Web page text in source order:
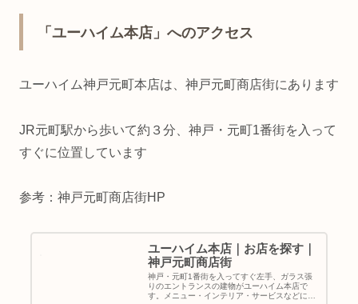
「ユーハイム本店」へのアクセス
ユーハイム神戸元町本店は、神戸元町商店街にあります
JR元町駅から歩いて約３分、神戸・元町1番街を入って
すぐに位置しています
参考：神戸元町商店街HP
ユーハイム本店｜お店を探す｜
神戸元町商店街
神戸・元町1番街を入ってすぐ左手、ガラス張
りのエントランスの建物がユーハイム本店で
す。メニュー・インテリア・サービスなどに